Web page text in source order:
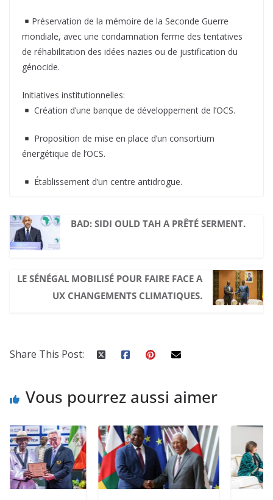
Préservation de la mémoire de la Seconde Guerre
mondiale, avec une condamnation ferme des tentatives
de réhabilitation des idées nazies ou de justification du
génocide.
Initiatives institutionnelles:
Création d’une banque de développement de l’OCS.
Proposition de mise en place d’un consortium
énergétique de l’OCS.
Établissement d’un centre antidrogue.
BAD: SIDI OULD TAH A PRÊTÉ SERMENT.
LE SÉNÉGAL MOBILISÉ POUR FAIRE FACE A
UX CHANGEMENTS CLIMATIQUES.
Share This Post:
Vous pourrez aussi aimer